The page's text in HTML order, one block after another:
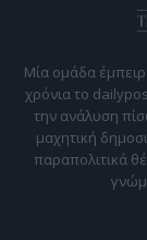
Μία ομάδα
χρόνια το
την ανάλυση
μαχητική
παραπολιτικά